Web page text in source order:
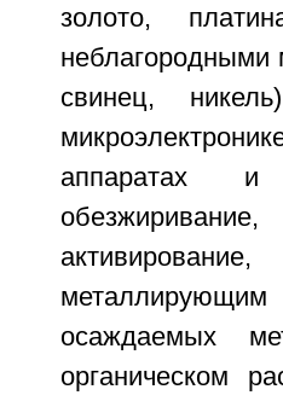
золото,
неблагородными
свинец,
аппаратах и
осаждаемых
органическом